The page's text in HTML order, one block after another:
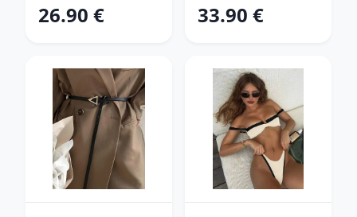
26.90 € 33.90 €